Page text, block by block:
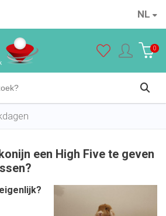
NL
0
een High Five te geven